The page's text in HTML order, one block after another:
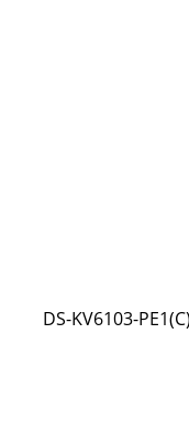
DS-KV6103-